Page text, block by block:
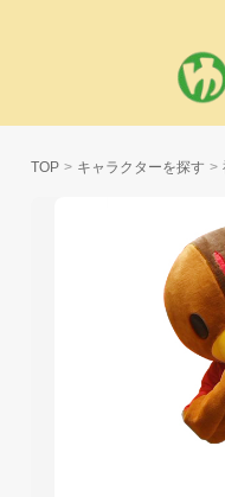
TOP キャラクターを探す